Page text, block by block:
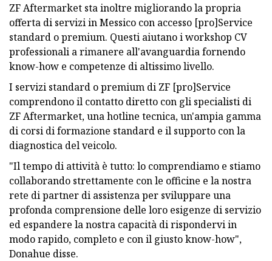
ZF Aftermarket sta inoltre migliorando la propria
offerta di servizi in Messico con accesso [pro]Service
standard o premium. Questi aiutano i workshop CV
professionali a rimanere all'avanguardia fornendo
know-how e competenze di altissimo livello.
I servizi standard o premium di ZF [pro]Service
comprendono il contatto diretto con gli specialisti di
ZF Aftermarket, una hotline tecnica, un'ampia gamma
di corsi di formazione standard e il supporto con la
diagnostica del veicolo.
"Il tempo di attività è tutto: lo comprendiamo e stiamo
collaborando strettamente con le officine e la nostra
rete di partner di assistenza per sviluppare una
profonda comprensione delle loro esigenze di servizio
ed espandere la nostra capacità di rispondervi in ​​
modo rapido, completo e con il giusto know-how",
Donahue disse.